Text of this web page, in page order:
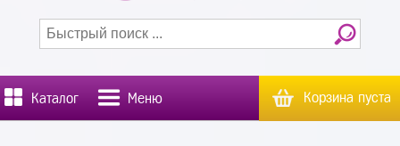
Каталог Меню Корзина пуста